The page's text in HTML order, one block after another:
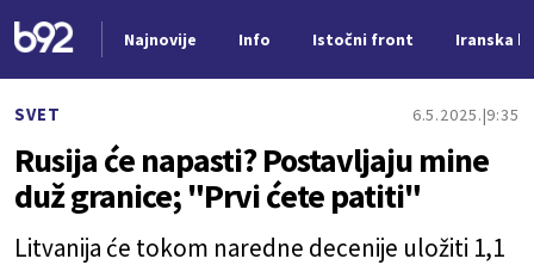
Najnovije Info Istočni front Iranska
SVET 6.5.2025. 9:35
Rusija će napasti? Postavljaju mine
duž granice; "Prvi ćete patiti"
Litvanija će tokom naredne decenije uložiti 1,1